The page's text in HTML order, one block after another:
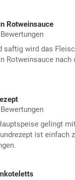
Rotweinsauce
saftig wird das
Rotweinsauce nach
gelingt
ist einfach